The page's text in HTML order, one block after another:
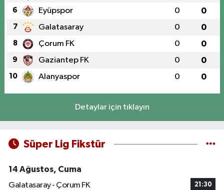
6 Eyüpspor 0 0
7 Galatasaray 0 0
8 Çorum FK 0 0
9 Gaziantep FK 0 0
10 Alanyaspor 0 0
Detaylar için tıklayın
Süper Lig Fikstür
14 Ağustos, Cuma
Galatasaray - Çorum FK
21:30